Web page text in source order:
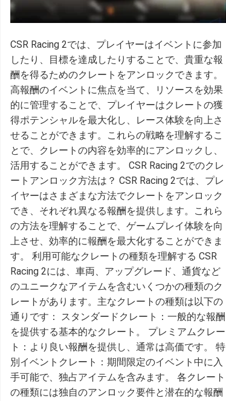
CSR Racing 2では、プレイヤーはイベントに参加
したり、目標を達成したりすることで、貴重な報
酬を得るためのクレートをアンロックできます。
高報酬のイベントに焦点を当て、リソースを効果
的に管理することで、プレイヤーはクレートの獲
得ポテンシャルを最大化し、レース体験を向上さ
せることができます。これらの戦略を理解するこ
とで、クレートの内容を効率的にアンロックし、
活用することができます。 CSR Racing 2でのクレ
ートアンロック方法は？ CSR Racing 2では、プレ
イヤーはさまざまな方法でクレートをアンロック
でき、それぞれ異なる報酬を提供します。これら
の方法を理解することで、ゲームプレイ体験を向
上させ、効率的に報酬を最大化することができま
す。 利用可能なクレートの種類を理解する CSR
Racing 2には、車両、アップグレード、通貨など
のユニークなアイテムを含むいくつかの種類のク
レートがあります。主なクレートの種類は以下の
通りです： スタンダードクレート：一般的な報酬
を提供する基本的なクレート。 プレミアムクレー
ト：より良い報酬を提供し、通常は高価です。 特
別イベントクレート：期間限定のイベント中に入
手可能で、独占アイテムを含みます。 各クレート
の種類には独自のアンロック要件と潜在的な報酬